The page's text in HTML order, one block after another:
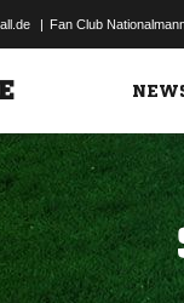
| Fan Club